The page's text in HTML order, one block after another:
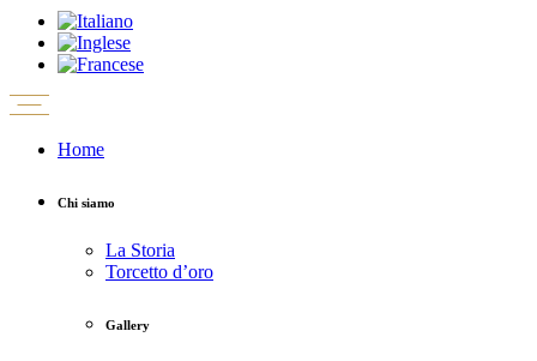
Home
Chi siamo
La Storia
Torcetto d’oro
Gallery